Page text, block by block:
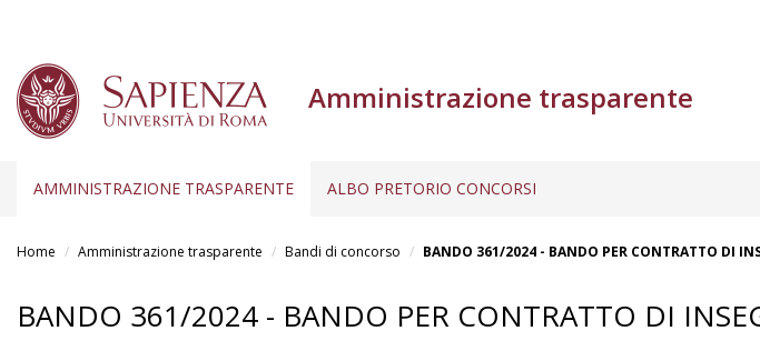
Amministrazione trasparente
AMMINISTRAZIONE TRASPARENTE ALBO PRETORIO CONCORSI
Home Amministrazione trasparente Bandi di concorso BANDO 361/2024 - BANDO PER CONTRATTO DI
BANDO 361/2024 - BANDO PER CONTRATTO DI